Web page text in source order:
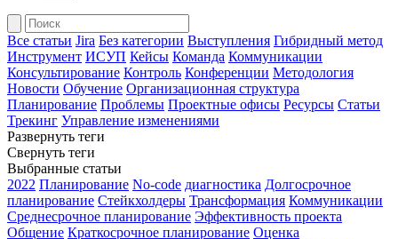
Все статьи Jira Без категории Выступления Гибридный метод
Инструмент ИСУП Кейсы Команда Коммуникации
Консультирование Контроль Конференции Методология
Новости Обучение Организационная структура
Планирование Проблемы Проектные офисы Ресурсы Статьи
Трекинг Управление изменениями
Развернуть теги
Свернуть теги
Выбранные статьи
2022 Планирование No-code диагностика Долгосрочное
планирование Стейкхолдеры Трансформация Коммуникации
Среднесрочное планирование Эффективность проекта
Общение Краткосрочное планирование Оценка